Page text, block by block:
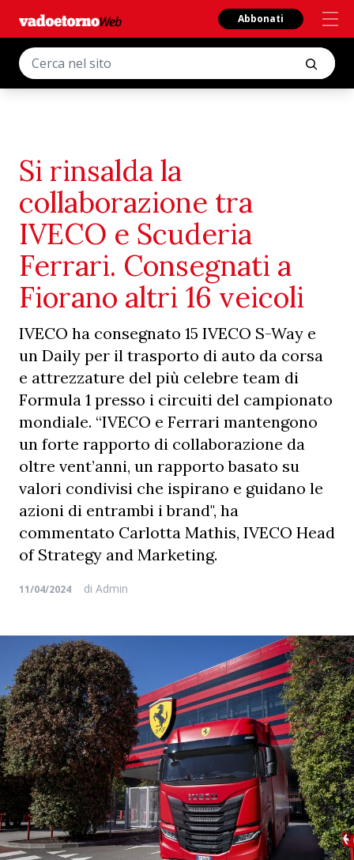
Abbonati
Si rinsalda la
collaborazione tra
IVECO e Scuderia
Ferrari. Consegnati a
Fiorano altri 16 veicoli
IVECO ha consegnato 15 IVECO S-Way e
un Daily per il trasporto di auto da corsa
e attrezzature del più celebre team di
Formula 1 presso i circuiti del campionato
mondiale. “IVECO e Ferrari mantengono
un forte rapporto di collaborazione da
oltre vent’anni, un rapporto basato su
valori condivisi che ispirano e guidano le
azioni di entrambi i brand", ha
commentato Carlotta Mathis, IVECO Head
of Strategy and Marketing.
11/04/2024 di Admin